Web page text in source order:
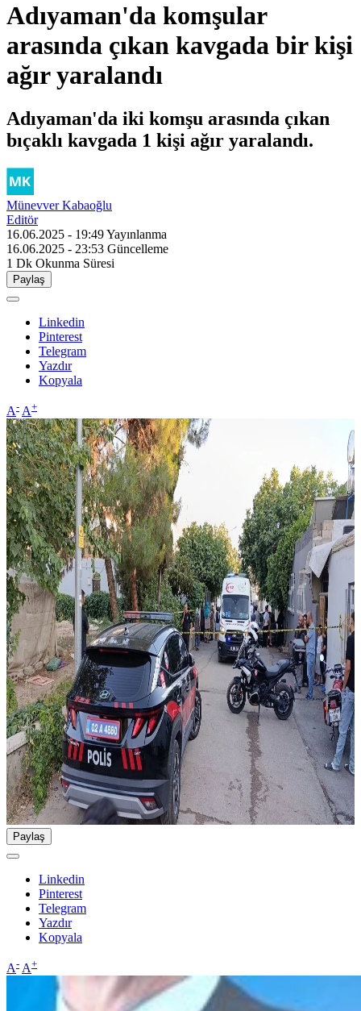
Adıyaman'da komşular
arasında çıkan kavgada bir kişi
ağır yaralandı
Adıyaman'da iki komşu arasında çıkan
bıçaklı kavgada 1 kişi ağır yaralandı.
Münevver Kabaoğlu
Editör
16.06.2025 - 19:49Yayınlanma
16.06.2025 - 23:53 Güncelleme
1 Dk Okunma Süresi
Paylaş
Linkedin
Pinterest
Telegram
Yazdır
Kopyala
A- A+
Paylaş
Linkedin
Pinterest
Telegram
Yazdır
Kopyala
A- A+